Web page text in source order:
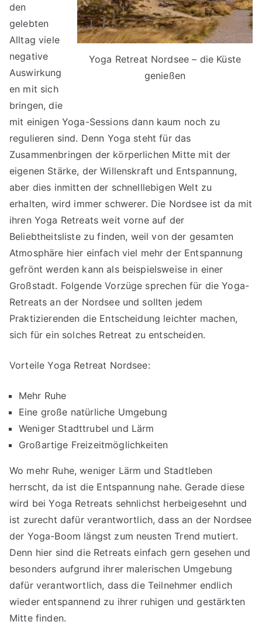
Yoga Retreat Nordsee – die Küste
genießen
den
gelebten
Alltag viele
negative
Auswirkung
en mit sich
bringen, die
mit einigen Yoga-Sessions dann kaum noch zu
regulieren sind. Denn Yoga steht für das
Zusammenbringen der körperlichen Mitte mit der
eigenen Stärke, der Willenskraft und Entspannung,
aber dies inmitten der schnelllebigen Welt zu
erhalten, wird immer schwerer. Die Nordsee ist da mit
ihren Yoga Retreats weit vorne auf der
Beliebtheitsliste zu finden, weil von der gesamten
Atmosphäre hier einfach viel mehr der Entspannung
gefrönt werden kann als beispielsweise in einer
Großstadt. Folgende Vorzüge sprechen für die Yoga-
Retreats an der Nordsee und sollten jedem
Praktizierenden die Entscheidung leichter machen,
sich für ein solches Retreat zu entscheiden.
Vorteile Yoga Retreat Nordsee:
Mehr Ruhe
Eine große natürliche Umgebung
Weniger Stadttrubel und Lärm
Großartige Freizeitmöglichkeiten
Wo mehr Ruhe, weniger Lärm und Stadtleben
herrscht, da ist die Entspannung nahe. Gerade diese
wird bei Yoga Retreats sehnlichst herbeigesehnt und
ist zurecht dafür verantwortlich, dass an der Nordsee
der Yoga-Boom längst zum neusten Trend mutiert.
Denn hier sind die Retreats einfach gern gesehen und
besonders aufgrund ihrer malerischen Umgebung
dafür verantwortlich, dass die Teilnehmer endlich
wieder entspannend zu ihrer ruhigen und gestärkten
Mitte finden.